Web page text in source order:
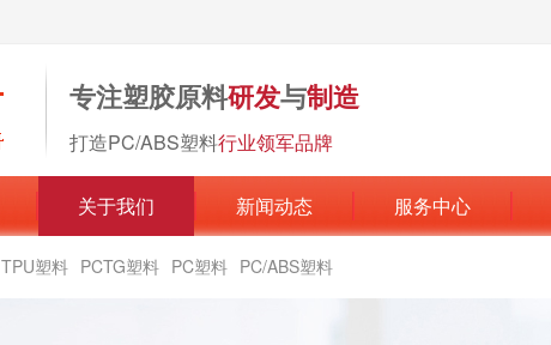
专注塑胶原料研发与制造
打造PC/ABS塑料行业领军品牌
关于我们 新闻动态 服务中心
TPU塑料 PCTG塑料 PC塑料 PC/ABS塑料